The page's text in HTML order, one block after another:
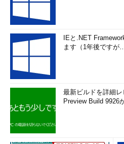
URLには「http://」などお決
「OFFT://YYY」の部分が「
可変長の暗号ではないのでは
TLD（トップレベルドメイン
（「com」「net」「tel」な
「OFFT://YYY」の部分が「
数字も？）
IEと.NET
ます（1年後ですが
最新ビルドを詳細
Preview Build 9926